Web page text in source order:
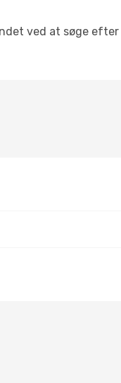
ved at søge